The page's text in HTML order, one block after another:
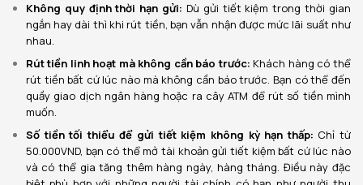
Không quy định thời hạn gửi: Dù gửi tiết kiệm trong thời gian
ngắn hay dài thì khi rút tiền, bạn vẫn nhận được mức lãi suất như
nhau.
Rút tiền linh hoạt mà không cần báo trước: Khách hàng có thể
rút tiền bất cứ lúc nào mà không cần báo trước. Bạn có thể đến
quầy giao dịch ngân hàng hoặc ra cây ATM để rút số tiền mình
muốn.
Số tiền tối thiểu để gửi tiết kiệm không kỳ hạn thấp: Chỉ từ
50.000VND, bạn có thể mở tài khoản gửi tiết kiệm bất cứ lúc nào
và có thể gia tăng thêm hàng ngày, hàng tháng. Điều này đặc